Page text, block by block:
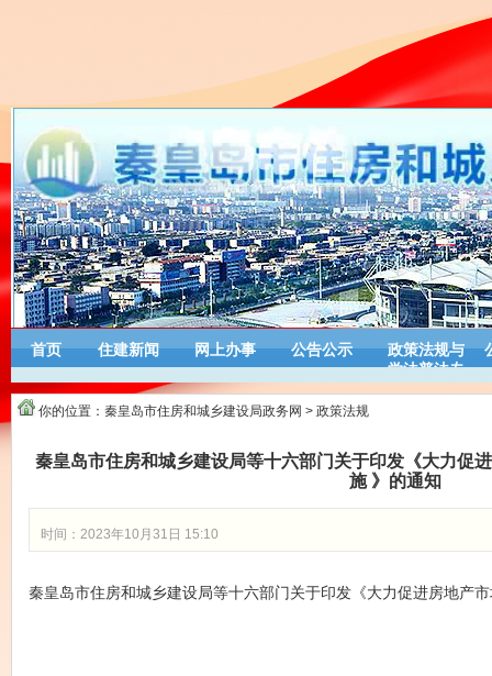
首页 住建新闻 网上办事 公告公示
政策法规与
学法普法专
你的位置： 秦皇岛市住房和城乡建设局政务网 > 政策法规
秦皇岛市住房和城乡建设局等十六部门关于印发《大力促
施 》的通知
时间：2023年10月31日 15:10
秦皇岛市住房和城乡建设局等十六部门关于印发《大力促进房地产